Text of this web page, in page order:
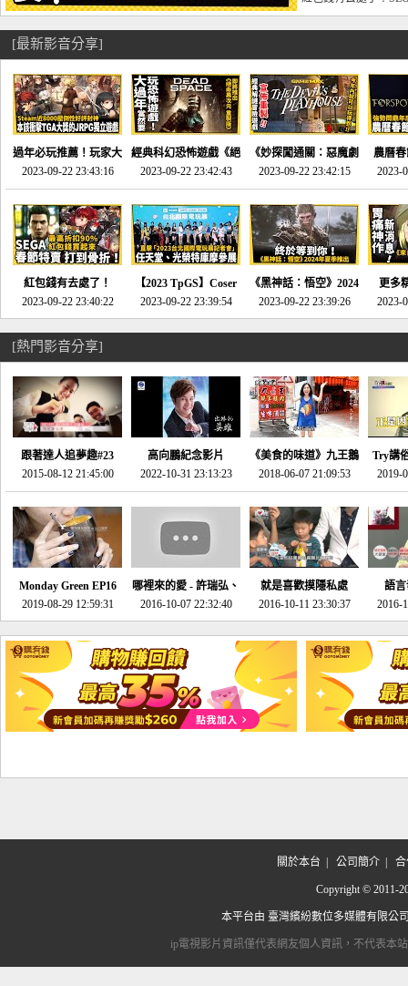
宅速配20230119
[最新影音分享]
過年必玩推薦！玩家大
推的JRPG神作《神之
天平》介紹！-電玩宅
速配20230126
2023-09-22 23:43:16
經典科幻恐怖遊戲《絕
命異次元 重製版》重
回「石村號」的恐懼體
驗-電玩宅速配
20230125
2023-09-22 23:42:43
《妙探闖通關：惡魔劇
場》將推出「重製
版」!!!今年就能玩到!!-
電玩宅速配20230124
2023-09-22 23:42:15
農曆
SE社
動作角
電玩宅
2023-
紅包錢有去處了！
SEGA春節特賣 超過85
款遊戲打到骨折-電玩
宅速配20230119
2023-09-22 23:40:22
【2023 TpGS】Coser
和Show Girl搶先看！
直擊展前記者會-電玩
2023-09-22 23:39:54
《黑神話：悟空》2024
年夏季推出！確定不會
延期齁？-電玩宅速配
2023-09-22 23:39:26
更多
《來
金鄉
2023-
[熱門影音分享]
跟著達人追夢趣#23
promo-我想開間咖啡
館(謝佳凌)
2015-08-12 21:45:00
高向鵬紀念影片
2022-10-31 23:13:23
《美食的味道》九王鵝
肉
2018-06-07 21:09:53
Try講
2019-
Monday Green EP16
超意外~環保原來可以
邊玩邊做！
2019-08-29 12:59:31
哪裡來的愛 - 許瑞弘、
李其芬
2016-10-07 22:32:40
就是喜歡摸隱私處
2016-10-11 23:30:37
語
2016-
關於本台 公司簡介| 合
Copyright © 2011-
本平台由 臺灣繽紛數位多媒體有限公
ip電視影片資訊僅代表網友個人資訊，不代表本